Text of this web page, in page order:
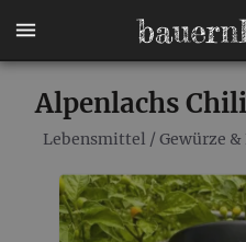
Alpenlachs
Lebensmittel / Gewürze